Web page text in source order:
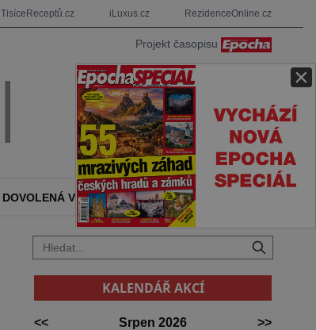
×
TisíceReceptů.cz iLuxus.cz RezidenceOnline.cz
Projekt časopisu
DOVOLENÁ V ZAHRANIČÍ KALENDÁŘ AKCÍ
KALENDÁŘ AKCÍ
<< Srpen 2026 >>